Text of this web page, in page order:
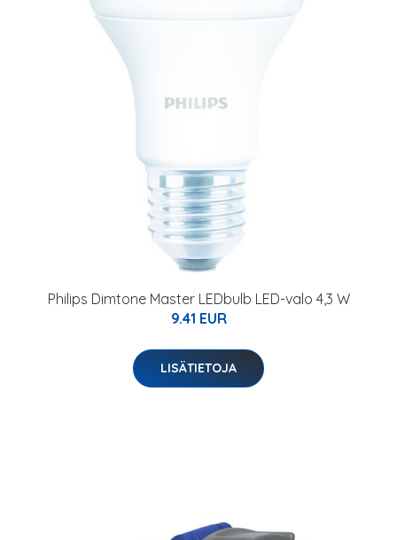
Philips Dimtone Master LEDbulb LED-valo 4,3 W
9.41 EUR
LISÄTIETOJA